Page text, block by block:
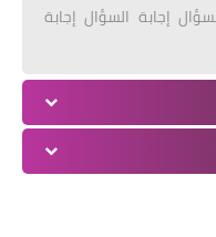
إجابة السؤال إجابة